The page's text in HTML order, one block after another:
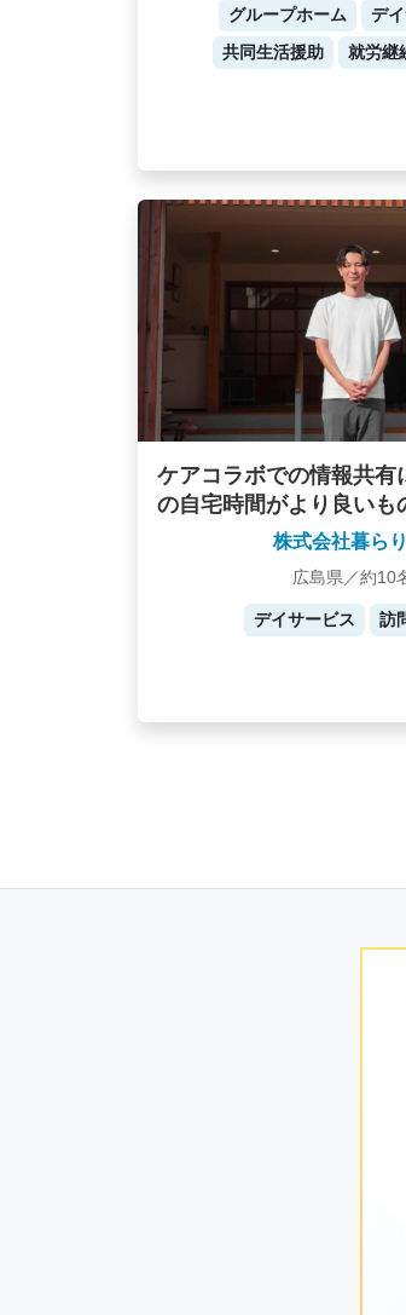
グループホーム
デ
共同生活援助
就労継
ケアコラボでの情報共有
の自宅時間がより良いも
株式会社暮ら
広島県／約10
デイサービス 訪